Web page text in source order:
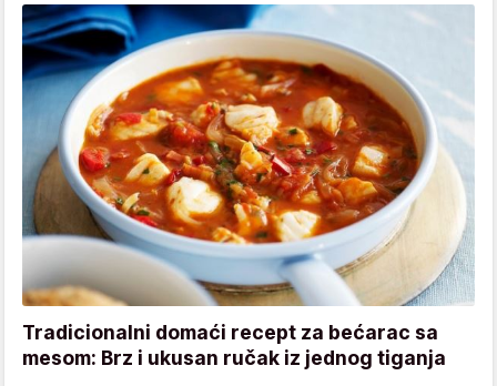
Tradicionalni domaći recept za bećarac sa
mesom: Brz i ukusan ručak iz jednog tiganja